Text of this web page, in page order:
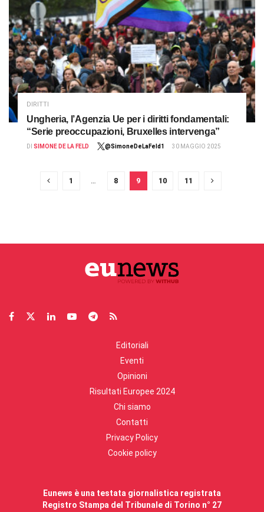
DIRITTI
Ungheria, l’Agenzia Ue per i diritti fondamentali:
“Serie preoccupazioni, Bruxelles intervenga”
DI SIMONE DE LA FELD @SimoneDeLaFeld1 30 MAGGIO 2025
1 … 8 9 10 11
Editoriali
Eventi
Opinioni
Risultati Europee 2024
Chi siamo
Contatti
Privacy Policy
Cookie policy
Eunews è una testata giornalistica registrata
Registro Stampa del Tribunale di Torino n° 27